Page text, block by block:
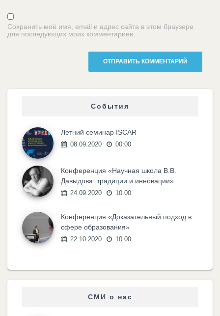
Сохранить моё имя, email и адрес сайта в этом браузере
для последующих моих комментариев.
События
Летний семинар ISCAR
08.09.2020 00:00
Конференция «Научная школа В.В.
Давыдова: традиции и инновации»
24.09.2020 10:00
Конференция «Доказательный подход в
сфере образования»
22.10.2020 10:00
СМИ о нас